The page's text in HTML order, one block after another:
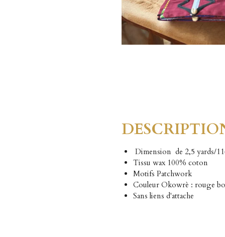
Dimension de 2,5 yards/
Tissu wax 100% coton
Motifs Patchwork
Couleur Okowrè : rouge
Sans liens d'attache